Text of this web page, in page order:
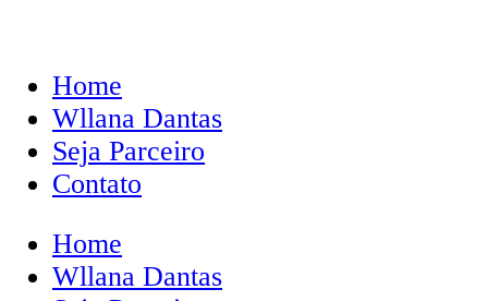
Home
Wllana Dantas
Seja Parceiro
Contato
Home
Wllana Dantas